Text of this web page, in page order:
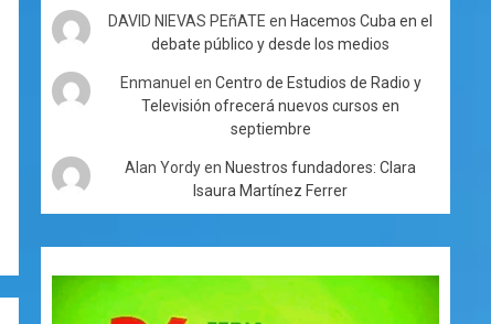
DAVID NIEVAS PEñATE en Hacemos Cuba en el
debate público y desde los medios
Enmanuel en Centro de Estudios de Radio y
Televisión ofrecerá nuevos cursos en
septiembre
Alan Yordyen Nuestros fundadores: Clara
Isaura Martínez Ferrer